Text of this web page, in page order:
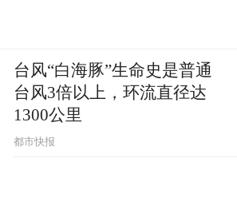
台风“白海豚”生命史是普通
台风3倍以上，环流直径达
1300公里
都市快报